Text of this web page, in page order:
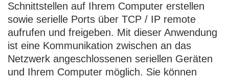
Schnittstellen auf Ihrem Computer erstellen
sowie serielle Ports über TCP / IP remote
aufrufen und freigeben. Mit dieser Anwendung
ist eine Kommunikation zwischen an das
Netzwerk angeschlossenen seriellen Geräten
und Ihrem Computer möglich. Sie können